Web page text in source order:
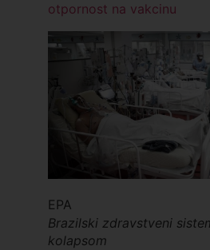
otpornost na vakcinu
EPA
Brazilski zdravstveni
kolapsom